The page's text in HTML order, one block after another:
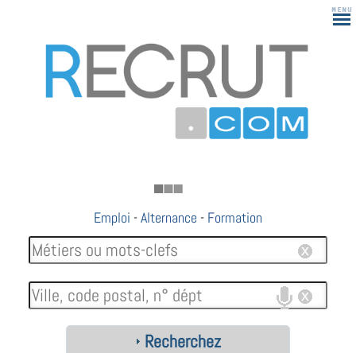
183
Emploi -Alternance - Formation
Recherchez